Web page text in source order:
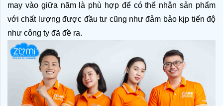
may vào giữa năm là phù hợp để có thể nhận sản phẩm
với chất lượng được đầu tư cũng như đảm bảo kịp tiến độ
như công ty đã đề ra.